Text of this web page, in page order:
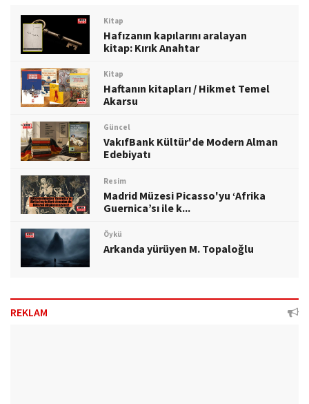
Kitap
Hafızanın kapılarını aralayan
kitap: Kırık Anahtar
Kitap
Haftanın kitapları / Hikmet Temel
Akarsu
Güncel
VakıfBank Kültür'de Modern Alman
Edebiyatı
Resim
Madrid Müzesi Picasso'yu ‘Afrika
Guernica’sı ile k...
Öykü
Arkanda yürüyen M. Topaloğlu
REKLAM